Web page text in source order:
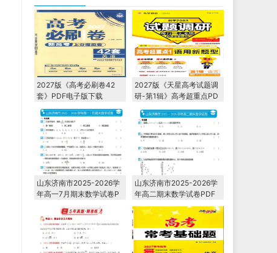
2027版《高考必刷卷42
套》PDF电子版下载
2027版《天星高考试题调
研-第1辑》高考超重点PD
F电子版下载
山东济南市2025-2026学
年高一7月期末数学试卷P
DF电子版下载
山东济南市2025-2026学
年高二期末数学试卷PDF
电子版下载